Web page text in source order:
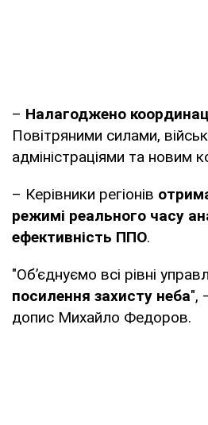
– Налагоджено
Повітряними силами,
адміністраціями та новим
– Керівники регіонів
режимі реального часу
ефективність ППО.
"Об’єднуємо всі рівні
посилення захисту неба",
допис Михайло Федоров.